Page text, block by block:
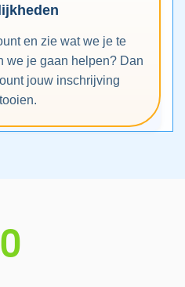
en zie wat we je te
we je gaan helpen? Dan
jouw inschrijving
0